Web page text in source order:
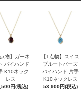
点物】ガーネ
バイハンド
K10ネック
レス
円(税込)
【1点物】スイス
ブルートパーズ
バイハンド 片手
K10ネックレス
53,900円(税込)